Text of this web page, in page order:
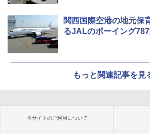
関西国際空港の地元保
るJALのボーイング
もっと関連記事を見
本サイトのご利用について